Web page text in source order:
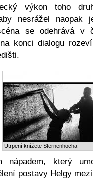
výkon toho
nesrážel naopak
se odehrává v
konci dialogu
Utrpení knížete Sternenhocha
nápadem, který
postavy Helgy